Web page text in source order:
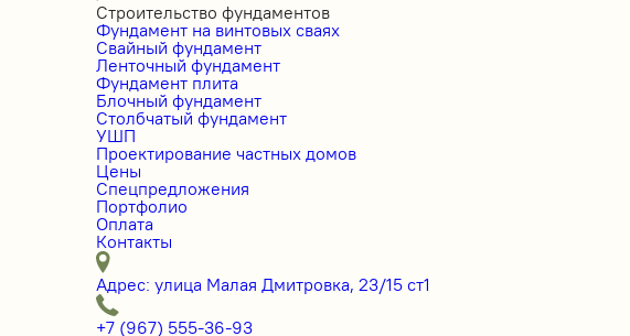
Строительство фундаментов
Фундамент на винтовых сваях
Свайный фундамент
Ленточный фундамент
Фундамент плита
Блочный фундамент
Столбчатый фундамент
УШП
Проектирование частных домов
Цены
Спецпредложения
Портфолио
Оплата
Контакты
Адрес: улица Малая Дмитровка, 23/15 ст1
+7 (967) 555-36-93